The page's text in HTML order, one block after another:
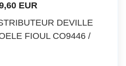
EUR
DEVILLE
FIOUL CO9446 /